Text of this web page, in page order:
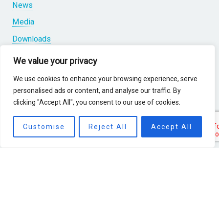
We value your privacy
We use cookies to enhance your browsing experience, serve
personalised ads or content, and analyse our traffic. By
clicking "Accept All", you consent to our use of cookies.
Customise Reject All Accept All
News
Media
Downloads
Contact
Partners